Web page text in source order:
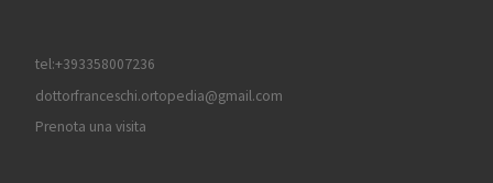
tel:+393358007236
dottorfranceschi.ortopedia@gmail.com
Prenota una visita